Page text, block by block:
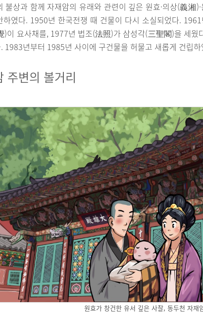
불상과 함께 자재암의 유래와 관련이 깊은 원효·의상(義湘
하였다. 1950년 한국전쟁 때 건물이 다시 소실되었다.
)이 요사채를, 1977년 법조(法照)가 삼성각(三聖閣)을 세웠
1983년부터 1985년 사이에 구건물을 허물고 새롭게 건립하
주변의 볼거리
원효가 창건한 유서 깊은 사찰, 동두천 자재